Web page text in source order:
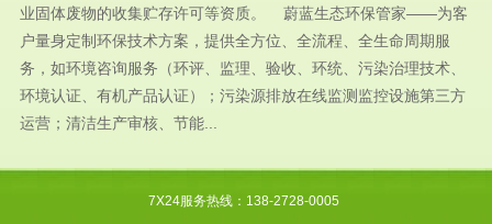
业固体废物的收集贮存许可等资质。 蔚蓝生态环保管家——为客
户量身定制环保技术方案，提供全方位、全流程、全生命周期服
务，如环境咨询服务（环评、监理、验收、环统、污染治理技术、
环境认证、有机产品认证）；污染源排放在线监测监控设施第三方
运营；清洁生产审核、节能...
7X24服务热线：138-2728-0005